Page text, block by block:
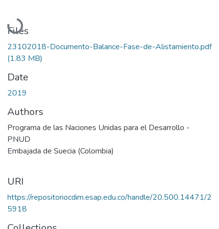
Loading...
Files
23102018-Documento-Balance-Fase-de-Alistamiento.pdf
(1.83 MB)
Date
2019
Authors
Programa de las Naciones Unidas para el Desarrollo -
PNUD
Embajada de Suecia (Colombia)
URI
https://repositoriocdim.esap.edu.co/handle/20.500.14471/2
5918